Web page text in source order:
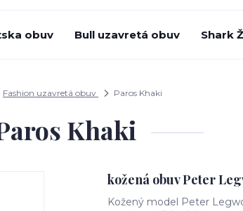
obuv Bull uzavretá obuv Shark
Fashion uzavretá obuv Paros Khaki
Khaki
kožená obuv Peter
Kožený model Peter